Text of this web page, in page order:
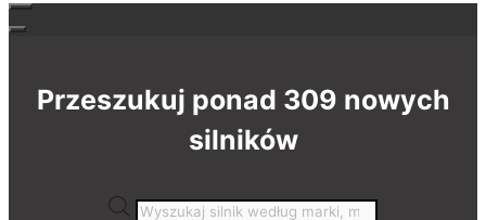
Przeszukuj ponad 309 nowych
silników
Wyszukiwarka